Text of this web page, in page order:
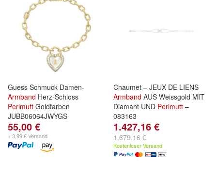
Guess Schmuck Damen-
Armband Herz-Schloss
Perlmutt Goldfarben
JUBB06064JWYGS
55,00 €
+ 3,99 € Versand
Chaumet – JEUX DE LIENS
Armband AUS Weissgold MIT
Diamant UND Perlmutt –
083163
1.427,16 €
1.679,16 €
Kostenloser Versand